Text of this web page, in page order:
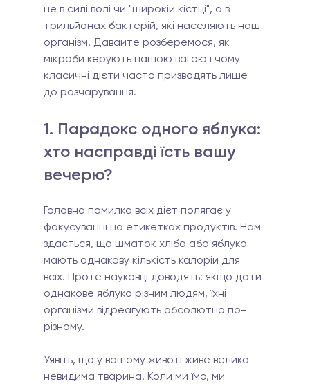
не в силі волі чи "широкій кістці", а в
трильйонах бактерій, які населяють наш
організм. Давайте розберемося, як
мікроби керують нашою вагою і чому
класичні дієти часто призводять лише
до розчарування.
1. Парадокс одного яблука:
хто насправді їсть вашу
вечерю?
Головна помилка всіх дієт полягає у
фокусуванні на етикетках продуктів. Нам
здається, що шматок хліба або яблуко
мають однакову кількість калорій для
всіх. Проте науковці доводять: якщо дати
однакове яблуко різним людям, їхні
організми відреагують абсолютно по-
різному.
Уявіть, що у вашому животі живе велика
невидима тварина. Коли ми їмо, ми